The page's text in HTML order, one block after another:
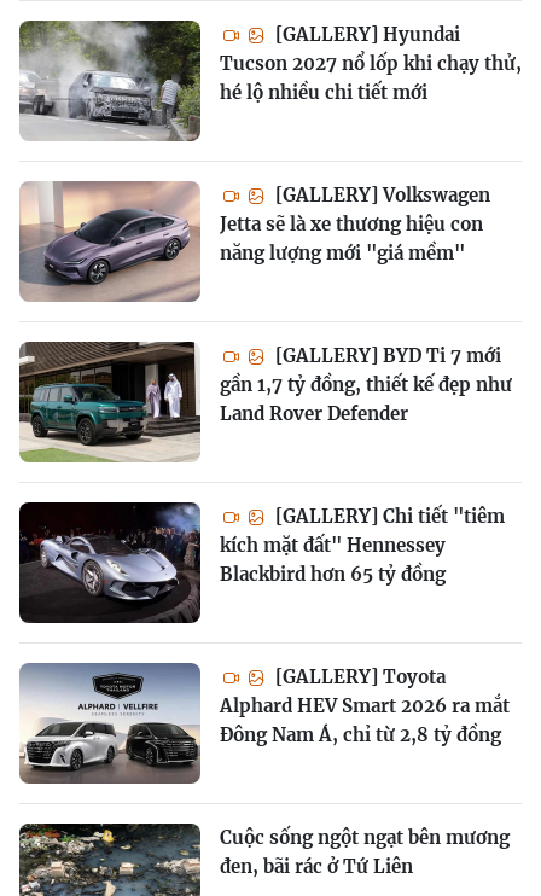
[GALLERY] Hyundai
Tucson 2027 nổ lốp khi chạy thử,
hé lộ nhiều chi tiết mới
[GALLERY] Volkswagen
Jetta sẽ là xe thương hiệu con
năng lượng mới "giá mềm"
[GALLERY] BYD Ti 7 mới
gần 1,7 tỷ đồng, thiết kế đẹp như
Land Rover Defender
[GALLERY] Chi tiết "tiêm
kích mặt đất" Hennessey
Blackbird hơn 65 tỷ đồng
[GALLERY] Toyota
Alphard HEV Smart 2026 ra mắt
Đông Nam Á, chỉ từ 2,8 tỷ đồng
Cuộc sống ngột ngạt bên mương
đen, bãi rác ở Tứ Liên